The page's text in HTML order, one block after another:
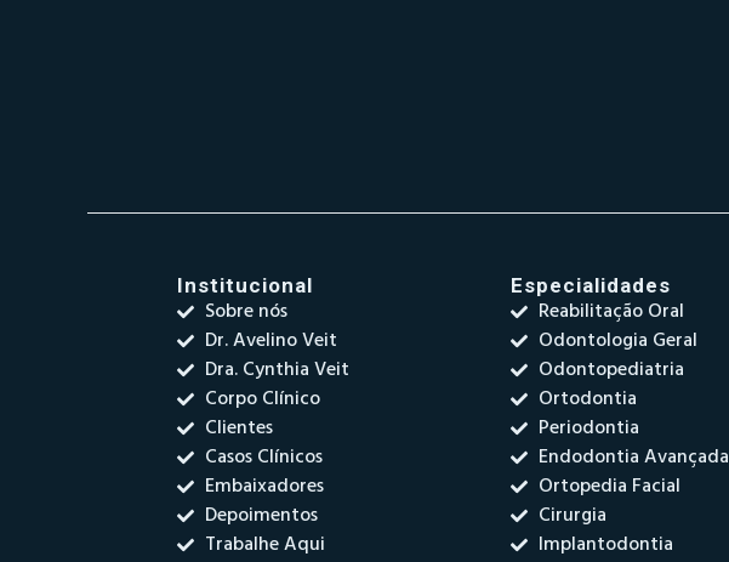
Institucional
Sobre nós
Dr. Avelino Veit
Dra. Cynthia Veit
Corpo Clínico
Clientes
Casos Clínicos
Embaixadores
Depoimentos
Trabalhe Aqui
Especialidades
Reabilitação Oral
Odontologia Geral
Odontopediatria
Ortodontia
Periodontia
Endodontia Avançada
Ortopedia Facial
Cirurgia
Implantodontia